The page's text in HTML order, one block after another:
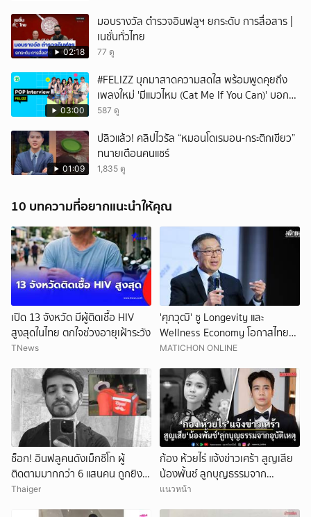
02:18
มอบรางวัล ตำรวจอินฟลูฯ ยกระดับ การสื่อสาร |
เนชั่นทั่วไทย
77 ดู
03:00
#FELIZZ บุกมาสาดความสดใส พร้อมพูดคุยถึง
เพลงใหม่ 'มีแมวไหม (Cat Me If You Can)' บอก
เลยว่าเริ่ดไม่ไหว 🌟
587 ดู
01:09
ปลิวแล้ว! คลิปไวรัล “หมอนโดเรมอน-กระติกเขียว”
ทนายเตือนคนแชร์
1,835 ดู
10 บทความที่อยากแนะนำให้คุณ
เปิด 13 จังหวัด มีผู้ติดเชื้อ HIV
สูงสุดในไทย ตกใจช่วงอายุเฝ้าระวัง
TNews
'ศุภวุฒิ' ชู Longevity และ
Wellness Economy โอกาสไทย
สร้างเศรษฐกิจอายุยืน รับสังคมสูง
MATICHON ONLINE
ช็อก! อินฟลูคนดังเม็กซิโก ผู้
ติดตามมากกว่า 6 แสนคน ถูกยิง
ดับกลางไลฟ์สด
Thaiger
ก้อง ห้วยไร่ แจ้งข่าวเศร้า สูญเสีย
น้องพั้นช์ ลูกบุญธรรมจาก
อุบัติเหตุ
แนวหน้า